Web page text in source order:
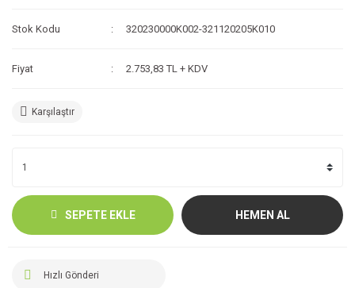
Stok Kodu 320230000K002-321120205K010
Fiyat 2.753,83 TL + KDV
Karşılaştır
SEPETE EKLE HEMEN AL
Hızlı Gönderi